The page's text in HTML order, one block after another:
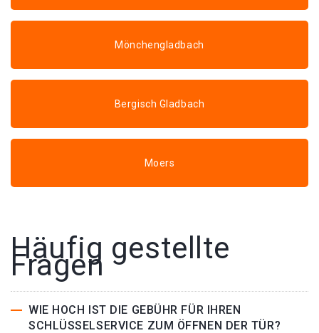
Mönchengladbach
Bergisch Gladbach
Moers
Häufig gestellte
Fragen
WIE HOCH IST DIE GEBÜHR FÜR IHREN
SCHLÜSSELSERVICE ZUM ÖFFNEN DER TÜR?